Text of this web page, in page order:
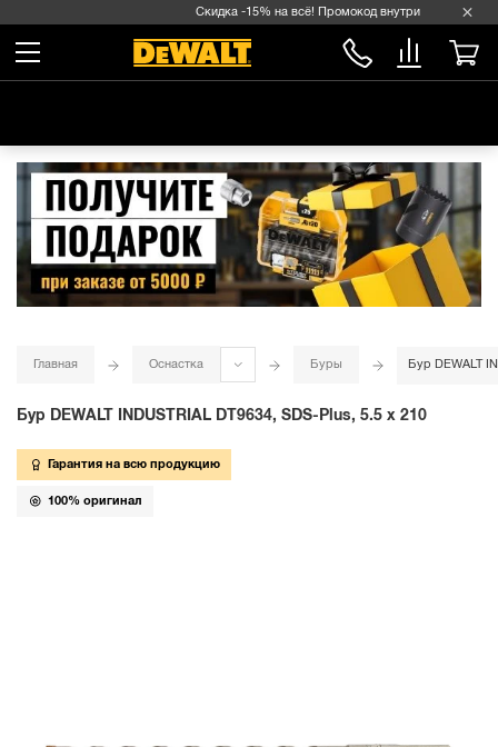
Скидка -15% на всё! Промокод внутри →
Главная Оснастка Буры Бур DEWALT
Бур DEWALT INDUSTRIAL DT9634, SDS-Plus, 5.5 x 210
Гарантия на всю продукцию
100% оригинал